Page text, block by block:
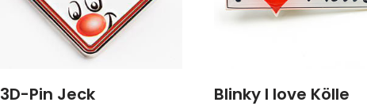
3D-Pin Jeck
Blinky I love Kölle